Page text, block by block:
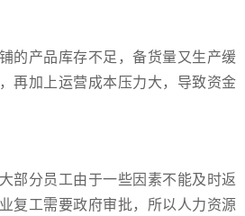
的产品库存不足，备货量又生产缓
再加上运营成本压力大，导致资金
部分员工由于一些因素不能及时返
复工需要政府审批，所以人力资源